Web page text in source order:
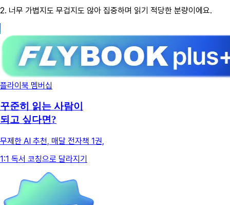
2. 너무 가볍지도 무겁지도 않아 집중하며 읽기 적당한 분량이에요.
플라이북 멤버십
꾸준히 읽는 사람이
되고 싶다면?
무제한 AI 추천, 매달 전자책 1권,
1:1 독서 코칭으로 달라지기